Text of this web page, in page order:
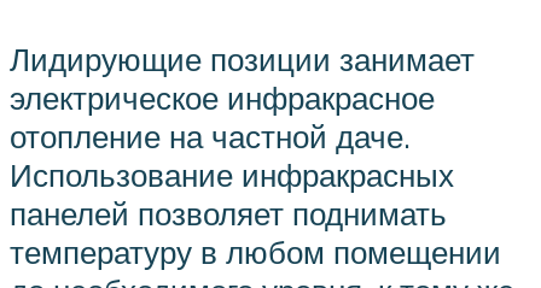
Лидирующие позиции занимает
электрическое инфракрасное
отопление на частной даче.
Использование инфракрасных
панелей позволяет поднимать
температуру в любом помещении